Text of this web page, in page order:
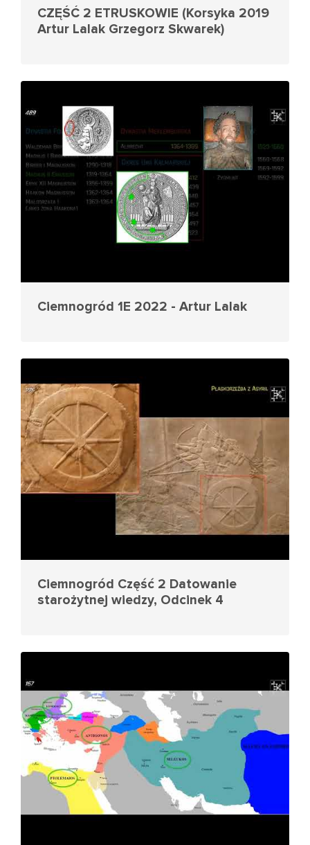
CZĘŚĆ 2 ETRUSKOWIE (Korsyka 2019
Artur Lalak Grzegorz Skwarek)
Ciemnogród 1E 2022 - Artur Lalak
Ciemnogród Część 2 Datowanie
starożytnej wiedzy, Odcinek 4